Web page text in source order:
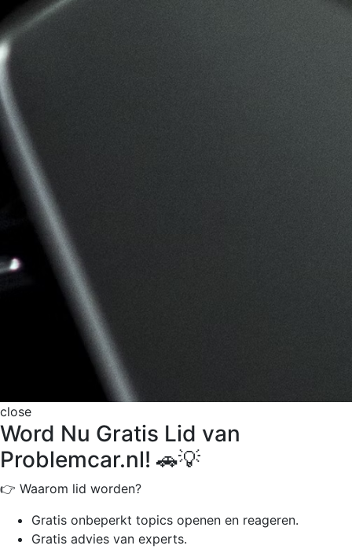
close
Word Nu Gratis Lid van
Problemcar.nl! 🚗💡
👉 Waarom lid worden?
Gratis onbeperkt topics openen en reageren.
Gratis advies van experts.